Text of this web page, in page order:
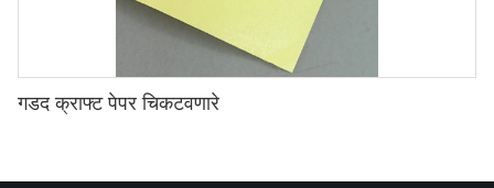
गडद क्राफ्ट पेपर चिकटवणारे